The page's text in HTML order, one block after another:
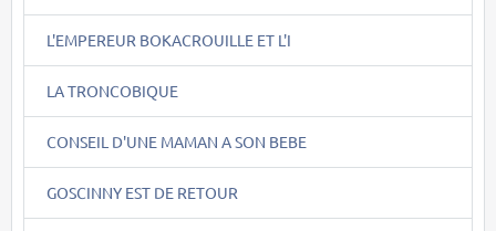
L'EMPEREUR BOKACROUILLE ET L'I
LA TRONCOBIQUE
CONSEIL D'UNE MAMAN A SON BEBE
GOSCINNY EST DE RETOUR